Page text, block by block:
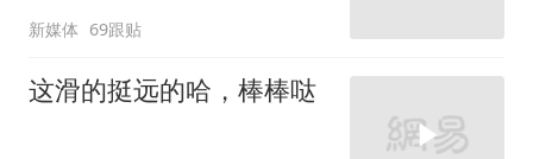
新媒体 69跟贴
这滑的挺远的哈，棒棒哒